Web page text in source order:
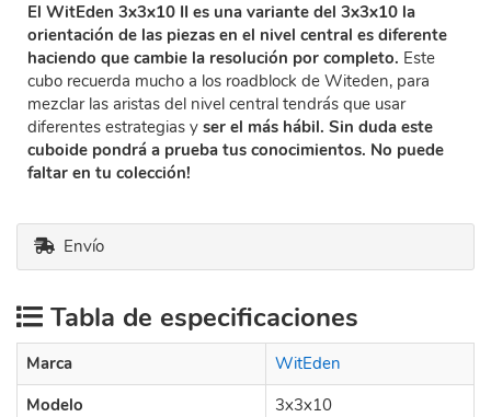
El WitEden 3x3x10 II es una variante del 3x3x10 la
orientación de las piezas en el nivel central es diferente
haciendo que cambie la resolución por completo. Este
cubo recuerda mucho a los roadblock de Witeden, para
mezclar las aristas del nivel central tendrás que usar
diferentes estrategias y ser el más hábil. Sin duda este
cuboide pondrá a prueba tus conocimientos. No puede
faltar en tu colección!
Envío
Tabla de especificaciones
Marca
WitEden
Modelo
3x3x10